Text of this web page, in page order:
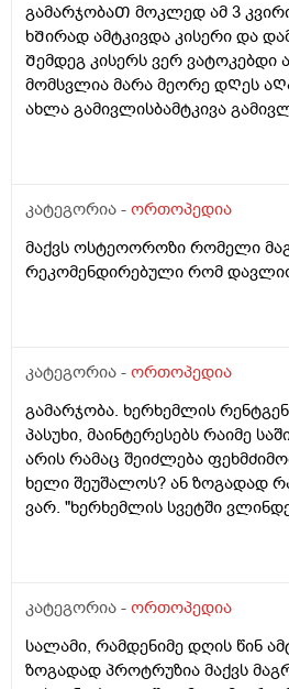
გამარჯობაᲗ მოკლედ ამ 3
ხᲨირად ამტკივდა კისერი და
Შემდეგ კისერს ვერ ვატოკებდი
მომსვლია მარა მეორე დᲦეს
ახლა გამივლისბამტკივა
არაფერიარ წამისვამს დაა
გამიარაა მერე მესამე დᲦის
ვოლტარენის მაზი და დავლიე
მგონი სწორად ვამბობ სახელს
ვაკეᲗებდი და 10წუᲗᲨინისევ
ფარმაცევტმა მირᲩია
დᲦეᲨი 2გამოდის მეორე
მაგრამ ახლა ლავიწის
ᲗუᲫირᲨი ვეᲦარ ვიGებ რაგაც
მტკივა მაგრამ მარჯვენა
არ მტკივა არ გამაგრებული
რო ვამოᲫრავებ ამოდის Ჩადის
კატეგორია - ორთოპედია
მაქვს ოსტეოოროზი რომელი
რეკომენდირებული რომ
კატეგორია - ორთოპედია
გამარჯობა. ხერხემლის
პასუხი, მაინტერესებს რაიმე
არის რამაც შეიძლება
ხელი შეუშალოს? ან ზოგადად
ვარ. "ხერხემლის სვეტში
რკალის მარცხენამხივი
გადახრით 12 გრადუსიანი
ასიმეტრიული, დადაბლება
არეში ლორდოზი გამოხატული
კატეგორია - ორთოპედია
სალამი, რამდენიმე დღის წინ
ზოგადად პროტრუზია მაქვს